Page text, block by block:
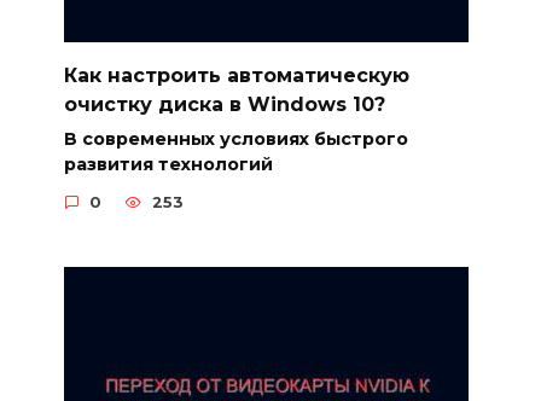
Как настроить автоматическую
очистку диска в Windows 10?
В современных условиях быстрого
развития технологий
0 253